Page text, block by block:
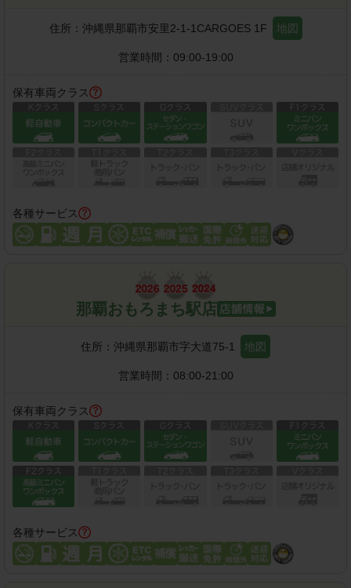
住所： 沖縄県那覇市安里2-1-1CARGOES 1F 地図
営業時間： 09:00-19:00
保有車両クラス
各種サービス
那覇おもろまち駅店
住所： 沖縄県那覇市字大道75-1 地図
営業時間： 08:00-21:00
保有車両クラス
各種サービス